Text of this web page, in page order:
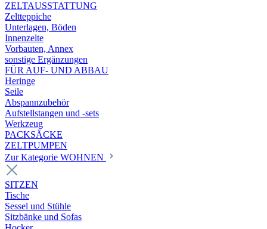
ZELTAUSSTATTUNG
Zeltteppiche
Unterlagen, Böden
Innenzelte
Vorbauten, Annex
sonstige Ergänzungen
FÜR AUF- UND ABBAU
Heringe
Seile
Abspannzubehör
Aufstellstangen und -sets
Werkzeug
PACKSÄCKE
ZELTPUMPEN
Zur Kategorie WOHNEN
SITZEN
Tische
Sessel und Stühle
Sitzbänke und Sofas